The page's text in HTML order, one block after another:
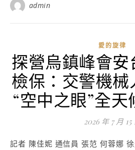
admin
愛的旋律
探營烏鎮峰會
檢保：交警機
“空中之眼”全
2026 年 7 月 15
記者 陳佳妮 通信員 張范 何蓉娜 徐飛燕 11月3日，浙江烏